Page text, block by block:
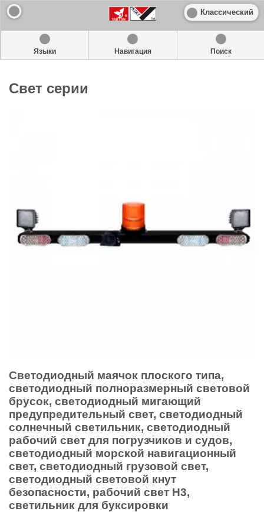
Классический
Языки Навигация Поиск
Свет серии
Светодиодный маячок плоского типа,
светодиодный полноразмерный световой
брусок, светодиодный мигающий
предупредительный свет, светодиодный
солнечный светильник, светодиодный
рабочий свет для погрузчиков и судов,
светодиодный морской навигационный
свет, светодиодный грузовой свет,
светодиодный световой кнут
безопасности, рабочий свет H3,
светильник для буксировки